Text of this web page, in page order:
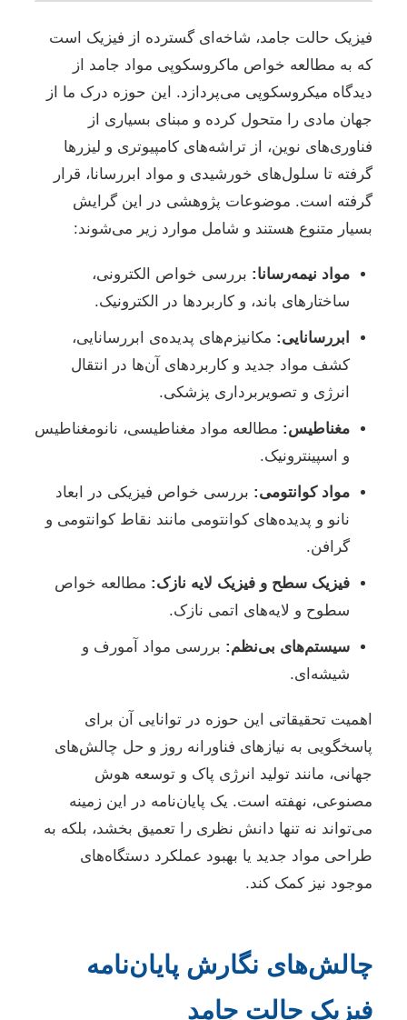
فیزیک حالت جامد، شاخه‌ای گسترده از فیزیک است
که به مطالعه خواص ماکروسکوپی مواد جامد از
دیدگاه میکروسکوپی می‌پردازد. این حوزه درک ما از
جهان مادی را متحول کرده و مبنای بسیاری از
فناوری‌های نوین، از تراشه‌های کامپیوتری و لیزرها
گرفته تا سلول‌های خورشیدی و مواد ابررسانا، قرار
گرفته است. موضوعات پژوهشی در این گرایش
بسیار متنوع هستند و شامل موارد زیر می‌شوند:
مواد نیمه‌رسانا:بررسی خواص الکترونی،
ساختارهای باند، و کاربردها در الکترونیک.
ابررسانایی:مکانیزم‌های پدیده‌ی ابررسانایی،
کشف مواد جدید و کاربردهای آن‌ها در انتقال
انرژی و تصویربرداری پزشکی.
مغناطیس:مطالعه مواد مغناطیسی، نانومغناطیس
و اسپینترونیک.
مواد کوانتومی:بررسی خواص فیزیکی در ابعاد
نانو و پدیده‌های کوانتومی مانند نقاط کوانتومی و
گرافن.
فیزیک سطح و فیزیک لایه نازک:مطالعه خواص
سطوح و لایه‌های اتمی نازک.
سیستم‌های بی‌نظم:بررسی مواد آمورف و
شیشه‌ای.
اهمیت تحقیقاتی این حوزه در توانایی آن برای
پاسخگویی به نیازهای فناورانه روز و حل چالش‌های
جهانی، مانند تولید انرژی پاک و توسعه هوش
مصنوعی، نهفته است. یک پایان‌نامه در این زمینه
می‌تواند نه تنها دانش نظری را تعمیق بخشد، بلکه به
طراحی مواد جدید یا بهبود عملکرد دستگاه‌های
موجود نیز کمک کند.
چالش‌های نگارش پایان‌نامه
فیزیک حالت جامد